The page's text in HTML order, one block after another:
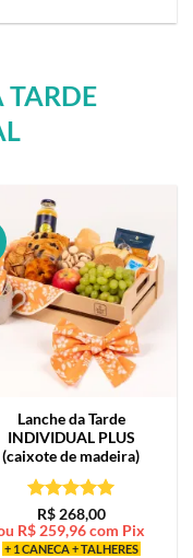
TARDE
Lanche da Tarde
INDIVIDUAL PLUS
(caixote de madeira)
Avaliação5
de 5
R$268,00
R$ 259,96com Pix
+ 1 CANECA + TALHERES